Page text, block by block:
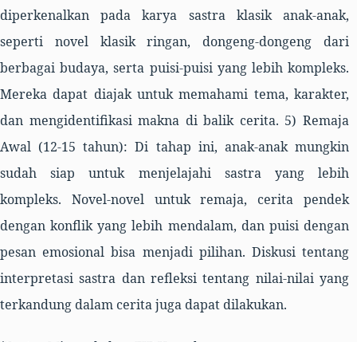
diperkenalkan pada karya sastra klasik anak-anak,
seperti novel klasik ringan, dongeng-dongeng dari
berbagai budaya, serta puisi-puisi yang lebih kompleks.
Mereka dapat diajak untuk memahami tema, karakter,
dan mengidentifikasi makna di balik cerita. 5) Remaja
Awal (12-15 tahun): Di tahap ini, anak-anak mungkin
sudah siap untuk menjelajahi sastra yang lebih
kompleks. Novel-novel untuk remaja, cerita pendek
dengan konflik yang lebih mendalam, dan puisi dengan
pesan emosional bisa menjadi pilihan. Diskusi tentang
interpretasi sastra dan refleksi tentang nilai-nilai yang
terkandung dalam cerita juga dapat dilakukan.